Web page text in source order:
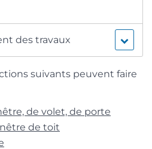
des travaux
suivants peuvent faire
de volet, de porte
de toit